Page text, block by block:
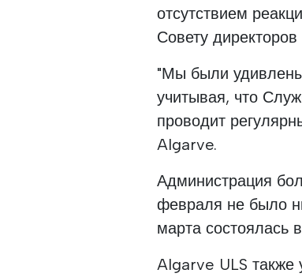
отсутствием
Совету
"Мы были
учитывая, что
проводит
Algarve.
Администрация
февраля не было
марта состоялась
Algarve ULS также